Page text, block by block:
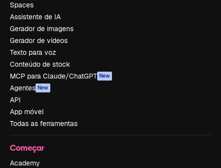
Spaces
Assistente de IA
Gerador de imagens
Gerador de vídeos
Texto para voz
Conteúdo de stock
MCP para Claude/ChatGPT New
Agentes New
API
App móvel
Todas as ferramentas
Começar
Academy